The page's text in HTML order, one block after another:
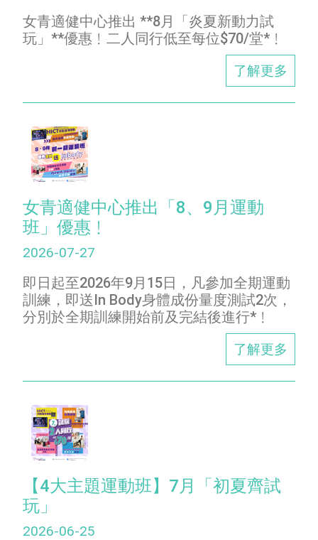
女青適健中心推出 **8月「炎夏新動力試
玩」**優惠﹗二人同行低至每位$70/堂*﹗
了解更多
女青適健中心推出「8、9月運動
班」優惠﹗
2026-07-27
即日起至2026年9月15日，凡參加全期運動
訓練，即送In Body身體成份量度測試2次，
分別於全期訓練開始前及完結後進行*﹗
了解更多
【4大主題運動班】7月「初夏齊試
玩」
2026-06-25